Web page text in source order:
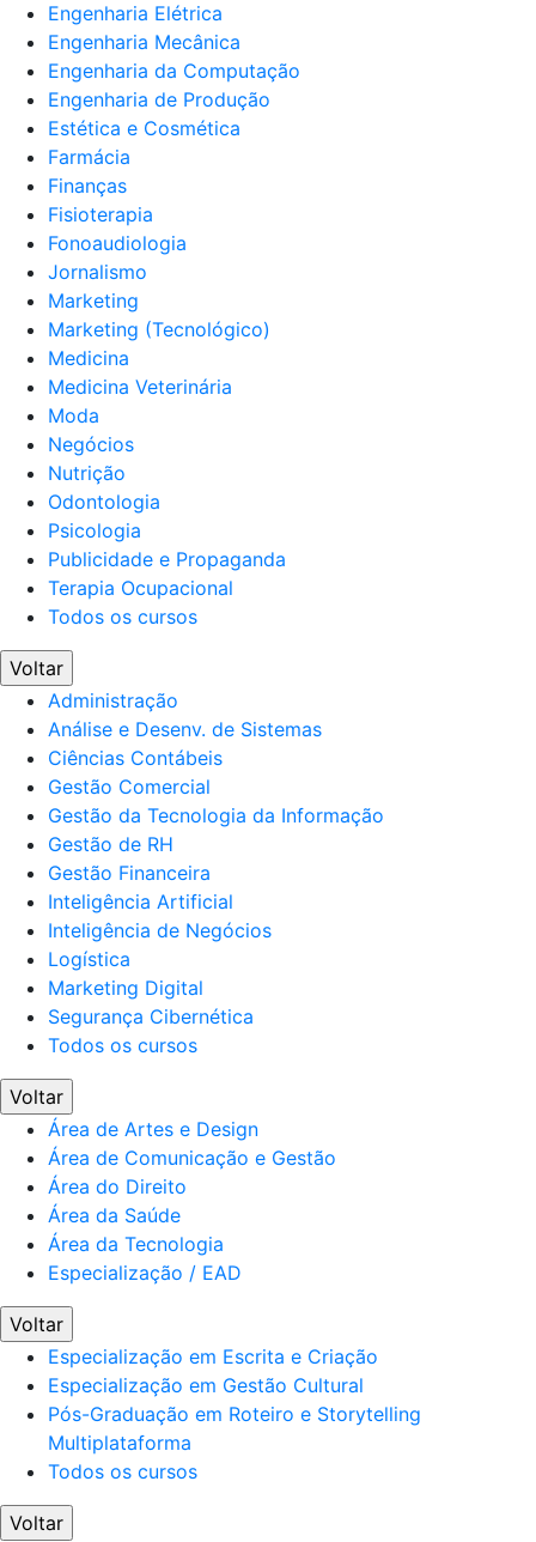
Engenharia Elétrica
Engenharia Mecânica
Engenharia da Computação
Engenharia de Produção
Estética e Cosmética
Farmácia
Finanças
Fisioterapia
Fonoaudiologia
Jornalismo
Marketing
Marketing (Tecnológico)
Medicina
Medicina Veterinária
Moda
Negócios
Nutrição
Odontologia
Psicologia
Publicidade e Propaganda
Terapia Ocupacional
Todos os cursos
Voltar
Administração
Análise e Desenv. de Sistemas
Ciências Contábeis
Gestão Comercial
Gestão da Tecnologia da Informação
Gestão de RH
Gestão Financeira
Inteligência Artificial
Inteligência de Negócios
Logística
Marketing Digital
Segurança Cibernética
Todos os cursos
Voltar
Área de Artes e Design
Área de Comunicação e Gestão
Área do Direito
Área da Saúde
Área da Tecnologia
Especialização / EAD
Voltar
Especialização em Escrita e Criação
Especialização em Gestão Cultural
Pós-Graduação em Roteiro e Storytelling
Multiplataforma
Todos os cursos
Voltar